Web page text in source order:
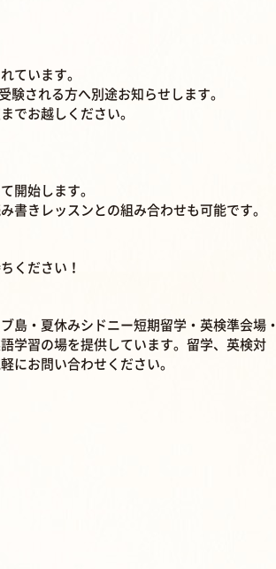
ています。
験される方へ別途お知らせします。
でお越しください。
開始します。
書きレッスンとの組み合わせも可能です。
ください！
島・夏休みシドニー短期留学・英検準会場・
学習の場を提供しています。留学、英検対
にお問い合わせください。